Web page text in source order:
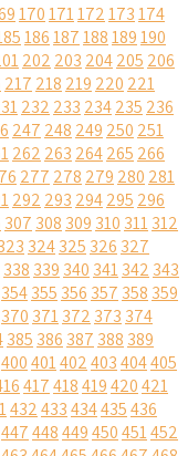
170171172173174
186187188189190
202 203 204205 206
217 218 219 220 221
232 233 234235 236
247 248 249 250 251
262 263 264265 266
277 278 279 280 281
292 293 294295 296
307 308 309 310 311312
324325 326 327
338 339 340 341342 343
354355 356 357 358 359
370 371372 373 374
385 386 387 388 389
400401402403404405
417418419420421
432433434435436
447448449450451452